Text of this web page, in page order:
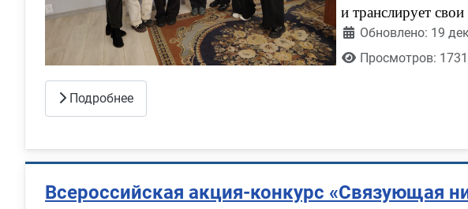
и транслирует
Обновлено: 19
Просмотров: 1731
Подробнее
Всероссийская акция-конкурс «Связующая